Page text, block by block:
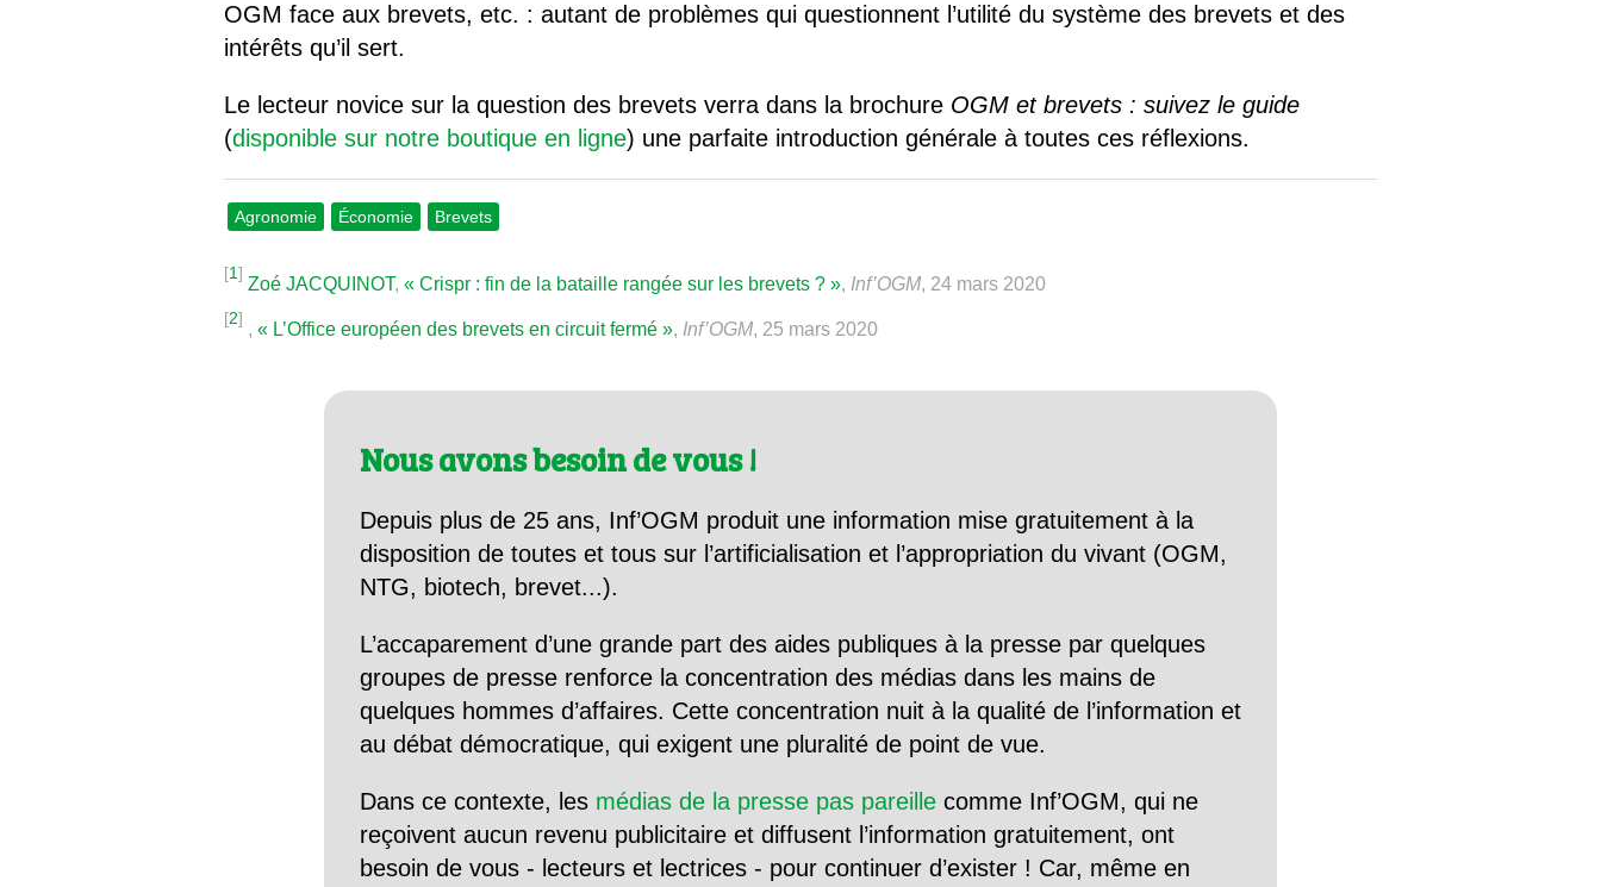
OGM face aux brevets, etc. : autant de problèmes qui questionnent l’utilité du système des brevets et des
intérêts qu’il sert.
Le lecteur novice sur la question des brevets verra dans la brochure OGM et brevets : suivez le guide
(disponible sur notre boutique en ligne) une parfaite introduction générale à toutes ces réflexions.
Agronomie Économie Brevets
[1]
Zoé JACQUINOT,« Crispr : fin de la bataille rangée sur les brevets ? », Inf’OGM, 24 mars 2020
[2]
,« L’Office européen des brevets en circuit fermé », Inf’OGM, 25 mars 2020
Nous avons besoin de vous !
Depuis plus de 25 ans, Inf’OGM produit une information mise gratuitement à la
disposition de toutes et tous sur l’artificialisation et l’appropriation du vivant (OGM,
NTG, biotech, brevet...).
L’accaparement d’une grande part des aides publiques à la presse par quelques
groupes de presse renforce la concentration des médias dans les mains de
quelques hommes d’affaires. Cette concentration nuit à la qualité de l’information et
au débat démocratique, qui exigent une pluralité de point de vue.
Dans ce contexte, les médias de la presse pas pareille comme Inf’OGM, qui ne
reçoivent aucun revenu publicitaire et diffusent l’information gratuitement, ont
besoin de vous - lecteurs et lectrices - pour continuer d’exister ! Car, même en